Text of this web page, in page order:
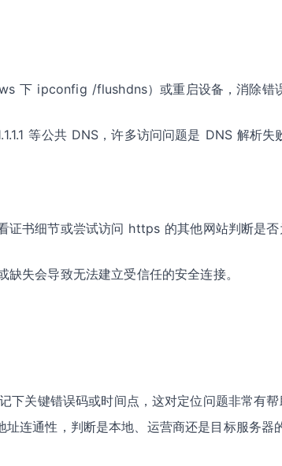
下 ipconfig /flushdns）或重启设备，消除错
等公共 DNS，许多访问问题是 DNS 解析失
证书细节或尝试访问 https 的其他网站判断是否
失会导致无法建立受信任的安全连接。
关键错误码或时间点，这对定位问题非常有帮
连通性，判断是本地、运营商还是目标服务器